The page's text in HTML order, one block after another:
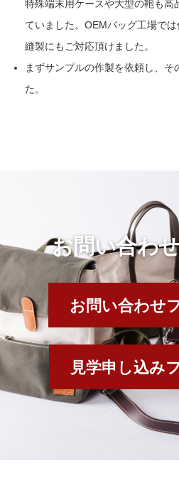
特殊端末用ケースや大型の鞄も高
ていました。OEMバッグ工場で
縫製にもご対応頂けました。
まずサンプルの作製を依頼し、
た。
お問い合わ
お問い合わせ
見学申し込み